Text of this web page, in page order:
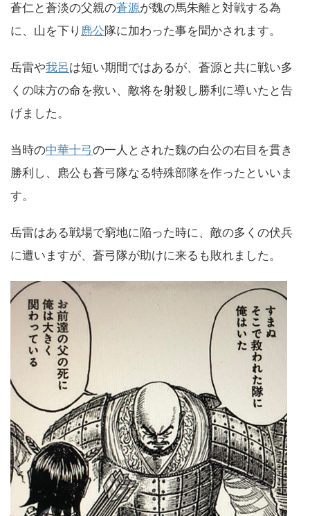
蒼仁と蒼淡の父親の蒼源が魏の馬朱離と対戦する為
に、山を下り 麃公隊に加わった事を聞かされます。
岳雷や我呂は短い期間ではあるが、蒼源と共に戦い多
くの味方の命を救い、敵将を射殺し勝利に導いたと告
げました。
当時の中華十弓の一人とされた魏の白公の右目を貫き
勝利し、麃公も蒼弓隊なる特殊部隊を作ったといいま
す。
岳雷はある戦場で窮地に陥った時に、敵の多くの伏兵
に遭いますが、蒼弓隊が助けに来るも敗れました。